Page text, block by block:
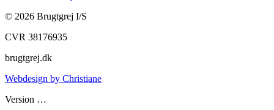
© 2026 Brugtgrej I/S
CVR 38176935
brugtgrej.dk
Webdesign by Christiane
Version …